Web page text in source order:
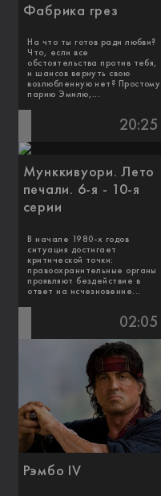
Фабрика грез
На что ты готов ради любви?
Что, если все
обстоятельства против тебя,
и шансов вернуть свою
возлюбленную нет? Простому
парню Эмилю,...
20:25
Мунккивуори. Лето
печали. 6-я - 10-я
серии
В начале 1980-х годов
ситуация достигает
критической точки:
правоохранительные органы
проявляют бездействие в
ответ на исчезновение...
02:05
Рэмбо IV